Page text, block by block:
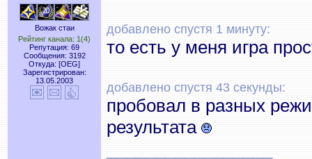
Вожак стаи
Рейтинг канала: 1(4)
Репутация: 69
Сообщения: 3192
Откуда: [OEG]
Зарегистрирован:
13.05.2003
добавлено спустя 1 минуту:
то есть у меня игра
добавлено спустя 43 секунды:
пробовал в разных
результата